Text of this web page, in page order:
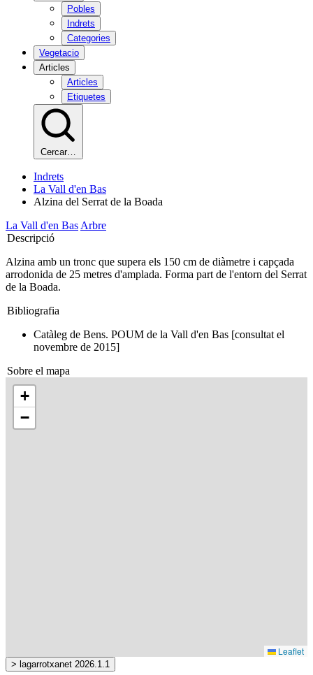
Pobles
Indrets
Categories
Vegetacio
Articles
Articles
Etiquetes
Cercar…
Indrets
La Vall d'en Bas
Alzina del Serrat de la Boada
La Vall d'en Bas Arbre
Descripció
Alzina amb un tronc que supera els 150 cm de diàmetre i capçada
arrodonida de 25 metres d'amplada. Forma part de l'entorn del Serrat
de la Boada.
Bibliografia
Catàleg de Bens. POUM de la Vall d'en Bas [consultat el
novembre de 2015]
Sobre el mapa
+
−
Leaflet
> lagarrotxanet 2026.1.1